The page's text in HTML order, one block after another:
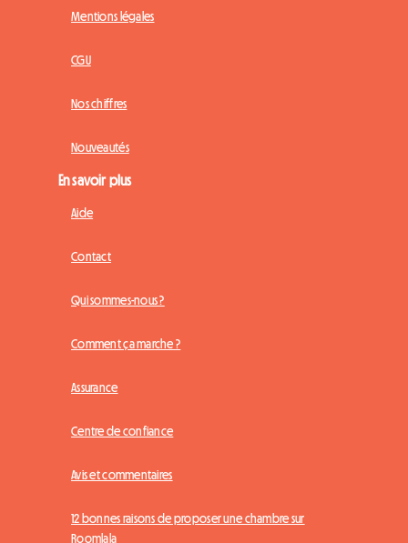
Mentions légales
CGU
Nos chiffres
Nouveautés
En savoir plus
Aide
Contact
Qui sommes-nous ?
Comment ça marche ?
Assurance
Centre de confiance
Avis et commentaires
12 bonnes raisons de proposer une chambre sur
Roomlala